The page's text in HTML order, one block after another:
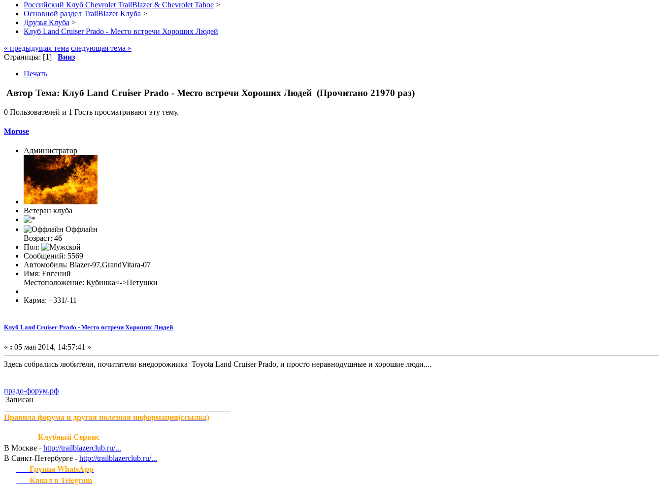
Российский Клуб Chevrolet TrailBlazer & Chevrolet Tahoe >
Основной раздел TrailBlazer Клуба >
Друзья Клуба >
Клуб Land Cruiser Prado - Место встречи Хороших Людей
« предыдущая тема следующая тема »
Страницы: [1] Вниз
Печать
Автор Тема: Клуб Land Cruiser Prado - Место встречи Хороших Людей (Прочитано 21970 раз)
0 Пользователей и 1 Гость просматривают эту тему.
Morose
Администратор
Ветеран клуба
Оффлайн
Возраст: 46
Пол:
Сообщений: 5569
Автомобиль: Blazer-97,GrandVitara-07
Имя: Евгений
Местоположение: Кубинка<->Петушки
Карма: +331/-11
Клуб Land Cruiser Prado - Место встречи Хороших Людей
« : 05 мая 2014, 14:57:41 »
Здесь собрались любители, почитатели внедорожника Toyota Land Cruiser Prado, и просто неравнодушные и хорошие люди....
прадо-форум.рф
Записан
Правила форума и другая полезная информация(ссылка)
Клубный Сервис
В Москве - http://trailblazerclub.ru/...
В Санкт-Петербурге - http://trailblazerclub.ru/...
Группа WhatsApp
Канал в Telegram